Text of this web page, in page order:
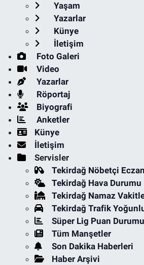
Yaşam
Yazarlar
Künye
İletişim
Foto Galeri
Video
Yazarlar
Röportaj
Biyografi
Anketler
Künye
İletişim
Servisler
Tekirdağ Nöbetçi
Tekirdağ Hava Durumu
Tekirdağ Namaz
Tekirdağ Trafik
Süper Lig Puan
Tüm Manşetler
Son Dakika Haberleri
Haber Arşivi